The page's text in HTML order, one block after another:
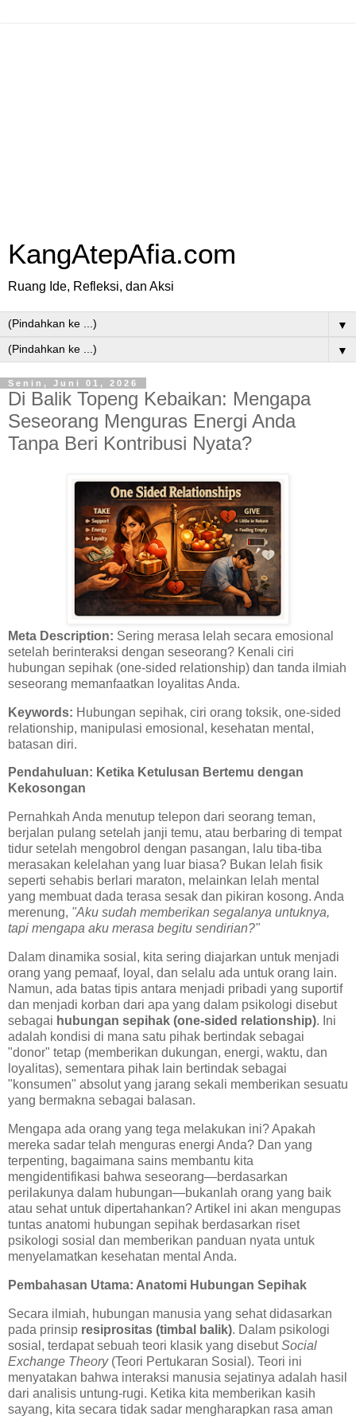
KangAtepAfia.com
Ruang Ide, Refleksi, dan Aksi
▼
▼
Senin, Juni 01, 2026
Di Balik Topeng Kebaikan: Mengapa
Seseorang Menguras Energi Anda
Tanpa Beri Kontribusi Nyata?
Meta Description: Sering merasa lelah secara emosional
setelah berinteraksi dengan seseorang? Kenali ciri
hubungan sepihak (one-sided relationship) dan tanda ilmiah
seseorang memanfaatkan loyalitas Anda.
Keywords: Hubungan sepihak, ciri orang toksik, one-sided
relationship, manipulasi emosional, kesehatan mental,
batasan diri.
Pendahuluan: Ketika Ketulusan Bertemu dengan
Kekosongan
Pernahkah Anda menutup telepon dari seorang teman,
berjalan pulang setelah janji temu, atau berbaring di tempat
tidur setelah mengobrol dengan pasangan, lalu tiba-tiba
merasakan kelelahan yang luar biasa? Bukan lelah fisik
seperti sehabis berlari maraton, melainkan lelah mental
yang membuat dada terasa sesak dan pikiran kosong. Anda
merenung, "Aku sudah memberikan segalanya untuknya,
tapi mengapa aku merasa begitu sendirian?"
Dalam dinamika sosial, kita sering diajarkan untuk menjadi
orang yang pemaaf, loyal, dan selalu ada untuk orang lain.
Namun, ada batas tipis antara menjadi pribadi yang suportif
dan menjadi korban dari apa yang dalam psikologi disebut
sebagai hubungan sepihak (one-sided relationship). Ini
adalah kondisi di mana satu pihak bertindak sebagai
"donor" tetap (memberikan dukungan, energi, waktu, dan
loyalitas), sementara pihak lain bertindak sebagai
"konsumen" absolut yang jarang sekali memberikan sesuatu
yang bermakna sebagai balasan.
Mengapa ada orang yang tega melakukan ini? Apakah
mereka sadar telah menguras energi Anda? Dan yang
terpenting, bagaimana sains membantu kita
mengidentifikasi bahwa seseorang—berdasarkan
perilakunya dalam hubungan—bukanlah orang yang baik
atau sehat untuk dipertahankan? Artikel ini akan mengupas
tuntas anatomi hubungan sepihak berdasarkan riset
psikologi sosial dan memberikan panduan nyata untuk
menyelamatkan kesehatan mental Anda.
Pembahasan Utama: Anatomi Hubungan Sepihak
Secara ilmiah, hubungan manusia yang sehat didasarkan
pada prinsip resiprositas (timbal balik). Dalam psikologi
sosial, terdapat sebuah teori klasik yang disebutSocial
Exchange Theory(Teori Pertukaran Sosial). Teori ini
menyatakan bahwa interaksi manusia sejatinya adalah hasil
dari analisis untung-rugi. Ketika kita memberikan kasih
sayang, kita secara tidak sadar mengharapkan rasa aman